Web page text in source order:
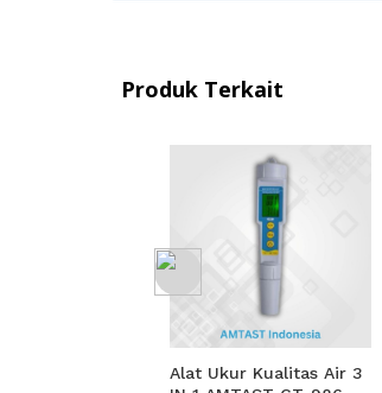
Produk Terkait
Alat Ukur Kualitas Air 3